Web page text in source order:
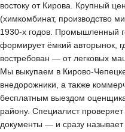
востоку от Кирова. Крупный
(химкомбинат, производство
1930-х годов. Промышленный
формирует ёмкий авторынок,
востребован — от легковых
Мы выкупаем в Кирово-
внедорожники, а также
бесплатным выездом
району. Специалист
документы — и сразу